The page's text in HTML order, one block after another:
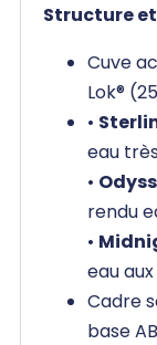
Structure
Cuve
Lok®
•
eau
•
rendu
•
eau
Cadre
base